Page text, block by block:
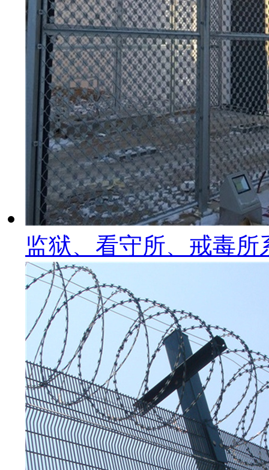
监狱、看守所、戒毒